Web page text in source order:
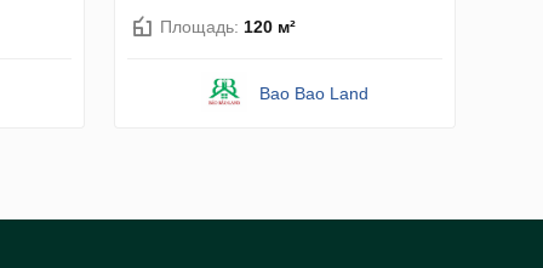
Площадь: 120 м²
Bao Bao Land